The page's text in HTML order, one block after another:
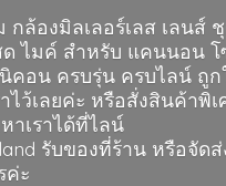
กล้องมิลเลอร์เลส เลนส์
ไมค์ สำหรับ แคนนอน
คอน ครบรุ่น ครบไลน์ ถูก
ไว้เลยค่ะ หรือสั่งสินค้าพิเ
าเราได้ที่ไลน์
รับของที่ร้าน หรือจัด
ค่ะ